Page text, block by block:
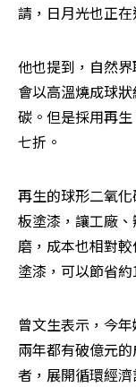
請，日月光也正在
他也提到，自然
會以高溫燒成球
碳。但是採用再
七折。
再生的球形二氧
板塗漆，讓工廠
磨，成本也相對
塗漆，可以節省約
曾文生表示，今
兩年都有破億元
者，展開循環經濟